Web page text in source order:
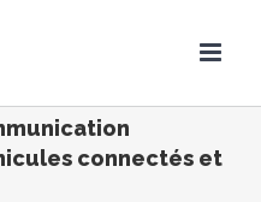
connectés et